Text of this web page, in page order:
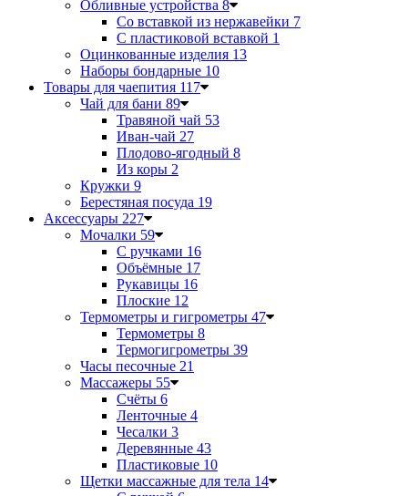
Обливные устройства 8
Со вставкой из нержавейки 7
С пластиковой вставкой 1
Оцинкованные изделия 13
Наборы бондарные 10
Товары для чаепития 117
Чай для бани 89
Травяной чай 53
Иван-чай 27
Плодово-ягодный 8
Из коры 2
Кружки 9
Берестяная посуда 19
Аксессуары 227
Мочалки 59
С ручками 16
Объёмные 17
Рукавицы 16
Плоские 12
Термометры и гигрометры 47
Термометры 8
Термогигрометры 39
Часы песочные 21
Массажеры 55
Счёты 6
Ленточные 4
Чесалки 3
Деревянные 43
Пластиковые 10
Щетки массажные для тела 14